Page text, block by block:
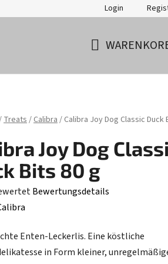
Login
Treats/Calibra/ Calibra Joy Dog Classic Duck
Joy Dog
Bits 80 g
Bewertungsdetails
Enten-Leckerlis. Eine köstliche
in Form kleiner,